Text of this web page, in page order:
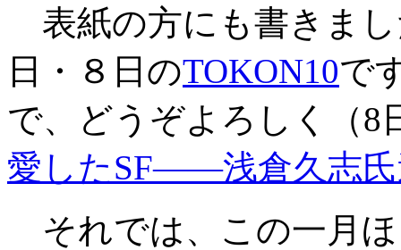
表紙の方にも書きまし
日・８日のTOKON10で
で、どうぞよろしく（8
愛したSF――浅倉久志
それでは、この一月